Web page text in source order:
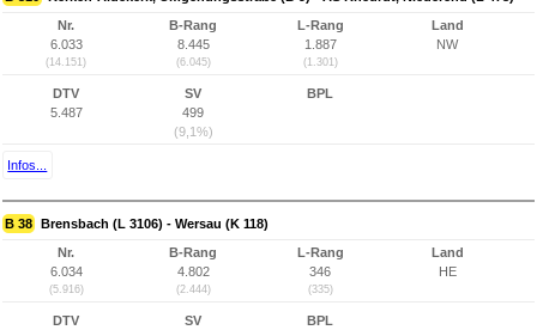
Nr.
6.033
(14.151)
B-Rang
8.445
(6.045)
L-Rang
1.887
(1.301)
Land
NW
DTV
5.487
SV
499
(9,1%)
BPL
Infos...
B 38 Brensbach (L 3106) - Wersau (K 118)
Nr.
6.034
(5.916)
B-Rang
4.802
(2.444)
L-Rang
346
(335)
Land
HE
DTV
SV
BPL